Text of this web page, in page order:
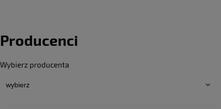
Producenci
Wybierz producenta